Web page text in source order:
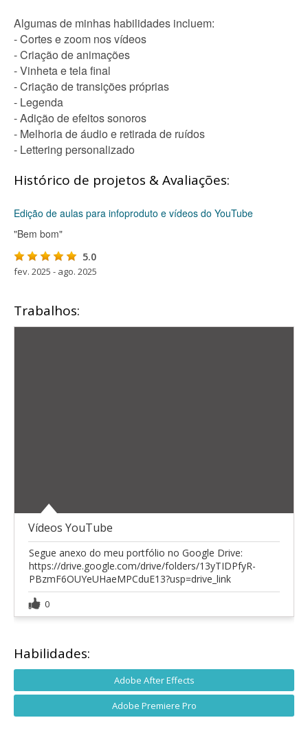
Algumas de minhas habilidades incluem:
- Cortes e zoom nos vídeos
- Criação de animações
- Vinheta e tela final
- Criação de transições próprias
- Legenda
- Adição de efeitos sonoros
- Melhoria de áudio e retirada de ruídos
- Lettering personalizado
Histórico de projetos & Avaliações:
Edição de aulas para infoproduto e vídeos do YouTube
"Bem bom"
5.0
fev. 2025 - ago. 2025
Trabalhos:
Vídeos YouTube
Segue anexo do meu portfólio no Google Drive:
https://drive.google.com/drive/folders/13yTIDPfyR-
PBzmF6OUYeUHaeMPCduE13?usp=drive_link
0
Habilidades:
Adobe After Effects
Adobe Premiere Pro